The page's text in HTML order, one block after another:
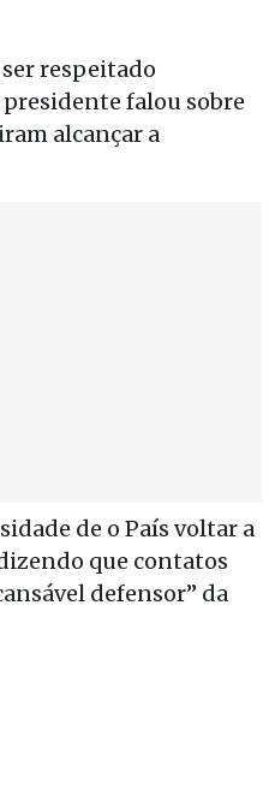
respeitado
falou sobre
alcançar a
de o País voltar a
que contatos
defensor” da